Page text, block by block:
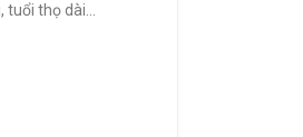
thọ dài…